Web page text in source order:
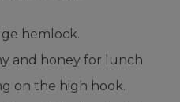
hemlock.
and honey for lunch
on the high hook.